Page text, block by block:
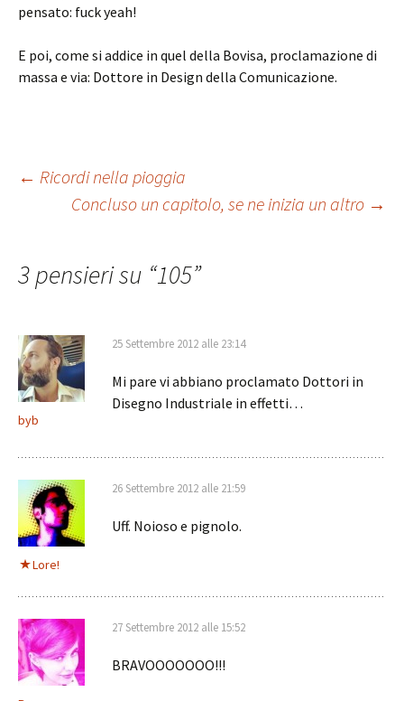
pensato: fuck yeah!
E poi, come si addice in quel della Bovisa, proclamazione di
massa e via: Dottore in Design della Comunicazione.
Navigazione
← Ricordi nella pioggia
Concluso un capitolo, se ne inizia un altro →
3 pensieri su “105”
byb
25 Settembre 2012 alle 23:14
Mi pare vi abbiano proclamato Dottori in
Disegno Industriale in effetti…
Lore!
26 Settembre 2012 alle 21:59
Uff. Noioso e pignolo.
27 Settembre 2012 alle 15:52
BRAVOOOOOOO!!!